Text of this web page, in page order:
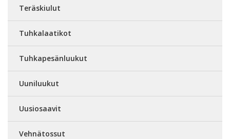
Teräskiulut
Tuhkalaatikot
Tuhkapesänluukut
Uuniluukut
Uusiosaavit
Vehnätossut